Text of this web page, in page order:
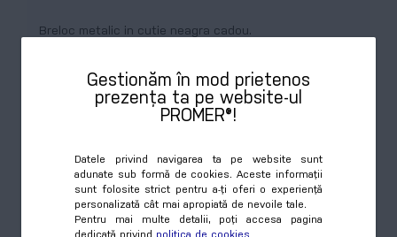
Gestionăm în mod prietenos
prezența ta pe website-ul
PROMER®!
Datele privind navigarea ta pe website sunt
adunate sub formă de cookies. Aceste informații
sunt folosite strict pentru a-ți oferi o experiență
personalizată cât mai apropiată de nevoile tale.
Pentru mai multe detalii, poți accesa pagina
dedicată privind politica de cookies
Breloc metalic in cutie neagra cadou.
8,16 RON